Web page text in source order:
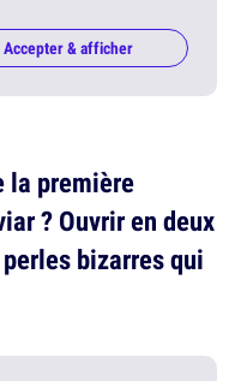
Accepter & afficher
la première
? Ouvrir en deux
bizarres qui